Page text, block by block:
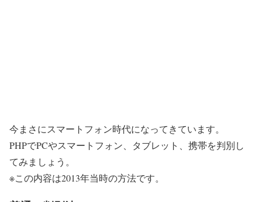
今まさにスマートフォン時代になってきています。
PHPでPCやスマートフォン、タブレット、携帯を判別し
てみましょう。
※この内容は2013年当時の方法です。